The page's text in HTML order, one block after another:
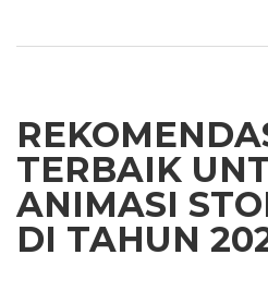
TERBAIK
ANIMASI
DI TAHUN